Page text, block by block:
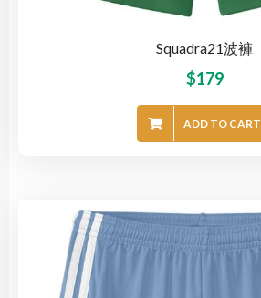
Squadra21波褲
$179
ADD TO CART